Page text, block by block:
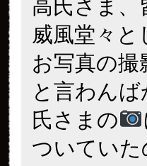
高氏さま、
威風堂々
お写真の
と言わん
氏さまの
ついてい